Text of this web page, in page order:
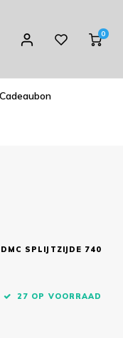
0
Cadeaubon
DMC SPLIJTZIJDE 740
27 OP VOORRAAD